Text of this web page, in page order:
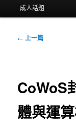
單
成人話題
文
← 上一篇
CoWoS
體與運